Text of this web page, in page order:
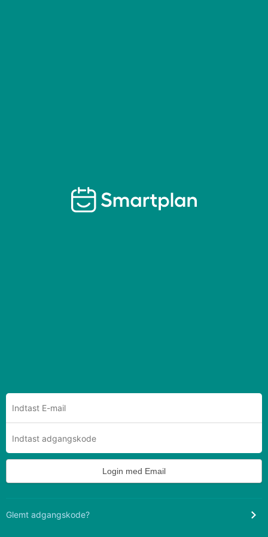
Login med Email
Glemt adgangskode?